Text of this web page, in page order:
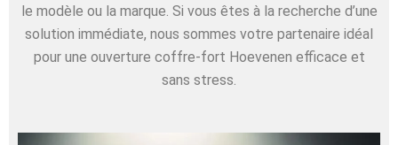
le modèle ou la marque. Si vous êtes à la recherche d’une
solution immédiate, nous sommes votre partenaire idéal
pour une ouverture coffre-fort Hoevenen efficace et
sans stress.